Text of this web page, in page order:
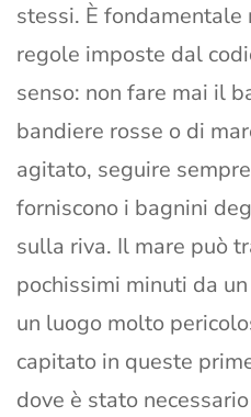
stessi. È
regole imposte dal
senso: non fare mai il
bandiere rosse o di
agitato, seguire
forniscono i bagnini
sulla riva. Il mare può
pochissimi minuti da
un luogo molto
capitato in queste
dove è stato